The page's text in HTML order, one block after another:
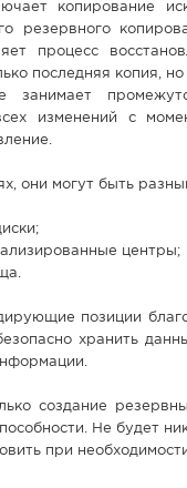
копирование
резервного
процесс
последняя копия,
занимает
изменений с
они могут быть
центры;
позиции
хранить
создание
Не будет
при